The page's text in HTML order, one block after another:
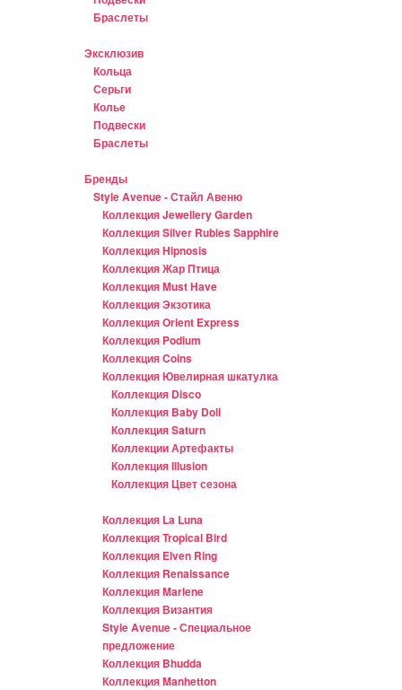
Браслеты
Эксклюзив
Кольца
Серьги
Колье
Подвески
Браслеты
Бренды
Style Avenue - Стайл Авеню
Коллекция Jewellery Garden
Коллекция Silver Rubies Sapphire
Коллекция Hipnosis
Коллекция Жар Птица
Коллекция Must Have
Коллекция Экзотика
Коллекция Orient Express
Коллекция Podium
Коллекция Coins
Коллекция Ювелирная шкатулка
Коллекция Disco
Коллекция Baby Doll
Коллекция Saturn
Коллекции Артефакты
Коллекция Illusion
Коллекция Цвет сезона
Коллекция La Luna
Коллекция Tropical Bird
Коллекция Elven Ring
Коллекция Renaissance
Коллекция Marlene
Коллекция Византия
Style Avenue - Специальное
предложение
Коллекция Bhudda
Коллекция Manhetton